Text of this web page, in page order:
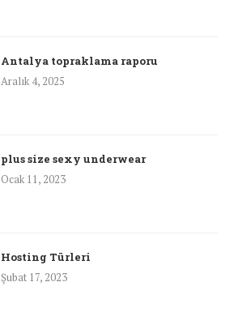
Antalya topraklama raporu
Aralık 4, 2025
plus size sexy underwear
Ocak 11, 2023
Hosting Türleri
Şubat 17, 2023